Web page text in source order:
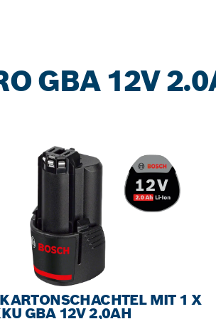
GBA 12V
MIT 1 X
GBA 12V 2,0AH